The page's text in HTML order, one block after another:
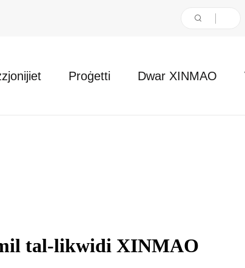
Proġetti Dwar XINMAO
tal-likwidi XINMAO